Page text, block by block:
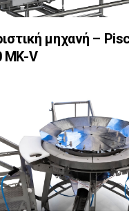
μηχανή –
MK-V